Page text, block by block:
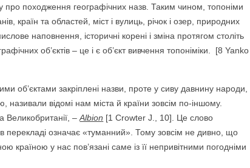
про походження географічних назв. Таким чином, топоніми
країн та областей, міст і вулиць, річок і озер, природних
наповнення, історичні корені і зміна протягом століть
об’єктів – це і є об’єкт вивчення топоніміки. [8 Yanko
об’єктами закріплені назви, проте у сиву давнину народи,
називали відомі нам міста й країни зовсім по-іншому.
Великобританії, –Albion [1 Crowter J., 10]. Це слово
перекладі означає «туманний». Тому зовсім не дивно, що
країною у нас пов’язані саме із її непривітними погодніми